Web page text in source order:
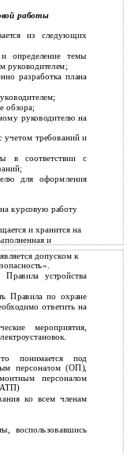
работы
из следующих
определение темы
руководителем;
разработка плана
обзора;
руководителю на
учетом требований и
в соответствии с
для оформления
курсовую работу
и хранится на
и
допуском к
устройства
Правила по охране
ответить на
мероприятия,
понимается под
персоналом (ОП),
персоналом
ко всем членам
воспользовавшись